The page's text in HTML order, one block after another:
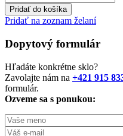
Pridať do košíka
Pridať na zoznam želaní
Dopytový formulár
Hľadáte konkrétne sklo?
Zavolajte nám na +421 915
formulár.
Ozveme sa s ponukou: